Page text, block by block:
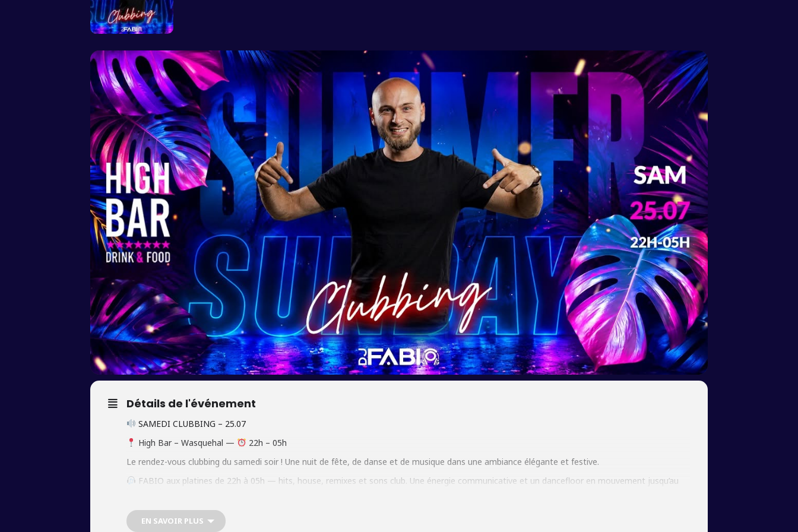
Détails de l'événement
SAMEDI CLUBBING – 25.07
High Bar – Wasquehal —
22h – 05h
Le rendez-vous clubbing du samedi soir ! Une nuit de fête, de danse et de musique dans une ambiance élégante et festive.
FABIO aux platines de 22h à 05h — hits, house, remixes et sons club. Une énergie communicative et un dancefloor en mouvement jusqu’au
Cocktails & mocktails, ambiance clubbing.
EN SAVOIR PLUS